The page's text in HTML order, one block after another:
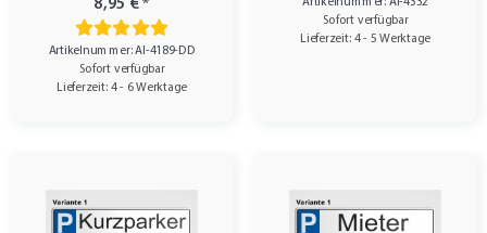
8,95 €*
Artikelnummer: AI-4189-DD
Sofort verfügbar
Lieferzeit: 4 - 6 Werktage
Sofort verfügbar
Lieferzeit: 4 - 5 Werktage